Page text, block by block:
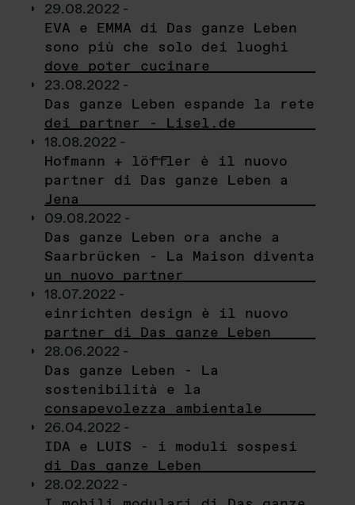
29.08.2022 -
EVA e EMMA di Das ganze Leben
sono più che solo dei luoghi
dove poter cucinare
23.08.2022 -
Das ganze Leben espande la rete
dei partner - Lisel.de
18.08.2022 -
Hofmann + löffler è il nuovo
partner di Das ganze Leben a
Jena
09.08.2022 -
Das ganze Leben ora anche a
Saarbrücken - La Maison diventa
un nuovo partner
18.07.2022 -
einrichten design è il nuovo
partner di Das ganze Leben
28.06.2022 -
Das ganze Leben - La
sostenibilità e la
consapevolezza ambientale
26.04.2022 -
IDA e LUIS - i moduli sospesi
di Das ganze Leben
28.02.2022 -